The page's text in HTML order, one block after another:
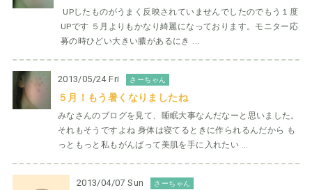
UPしたものがうまく反映されていませんでしたのでもう１度
UPです ５月よりもかなり綺麗になっております。モニター応
募の時ひどい大きい膿があるにき ...
2013/05/24 Fri さーちゃん
５月！もう暑くなりましたね
みなさんのブログを見て、睡眠大事なんだなーと思いました。
それもそうですよね 身体は寝てるときに作られるんだから も
っともっと私もがんばって美肌を手に入れたい ...
2013/04/07 Sun さーちゃん